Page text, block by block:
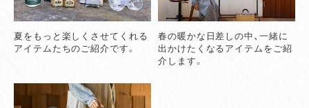
夏をもっと楽しくさせてくれる
アイテムたちのご紹介です。
春の暖かな日差しの中、一緒に
出かけたくなるアイテムをご紹
介します。